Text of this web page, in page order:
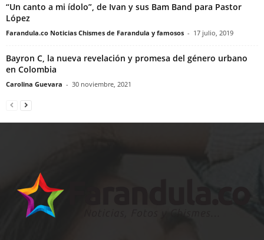
“Un canto a mi ídolo”, de Ivan y sus Bam Band para Pastor
López
Farandula.co Noticias Chismes de Farandula y famosos - 17 julio, 2019
Bayron C, la nueva revelación y promesa del género urbano
en Colombia
Carolina Guevara - 30 noviembre, 2021